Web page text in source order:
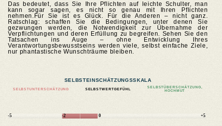
Das bedeutet, dass Sie Ihre Pflichten auf leichte Schulter, man
kann sogar sagen, es nicht so genau mit Ihren Pflichten
nehmen.Für Sie ist es Glück. Für die Anderen – nicht ganz.
Ratschlag: schaffen Sie die Bedingungen, unter denen Sie
gezwungen werden, die Notwendigkeit zur Übernahme der
Verpflichtungen und deren Erfüllung zu begreifen. Sehen Sie den
Tatsachen ins Auge – ohne Entwicklung Ihres
Verantwortungsbewusstseins werden viele, selbst einfache Ziele,
nur phantastische Wunschträume bleiben.
SELBSTEINSCHÄTZUNGSSKALA
SELBSTUNTERSCHÄTZUNG SELBSTWERTGEFÜHL
SELBSTÜBERSCHÄTZUNG,
HOCHMUT
-5 -2 0 +5